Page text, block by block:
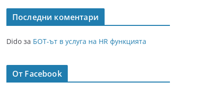
Последни коментари
Dido за БОТ-ът в услуга на HR функцията
От Facebook